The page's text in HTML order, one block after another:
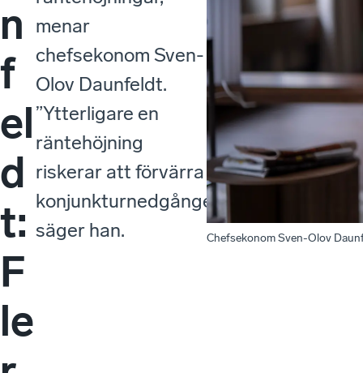
n
f
el
d
t:
F
le
menar
chefsekonom Sven-
Olov Daunfeldt.
”Ytterligare en
räntehöjning
riskerar att förvärra
konjunkturnedgången”,
säger han.
Chefsekonom Sven-Olov